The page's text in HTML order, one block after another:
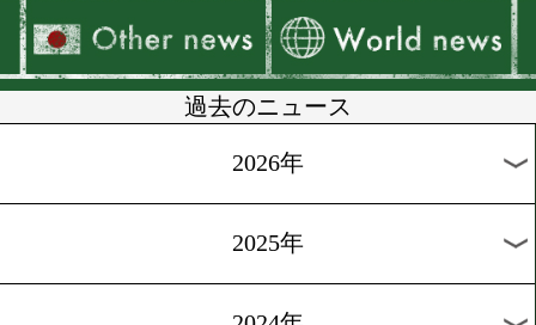
とどろきの奇跡を起こす!
[動画・公開練習]2013.2.19
王者は余裕の表情!!
[公開練習]2013.2.4
河野、世界王者として!!